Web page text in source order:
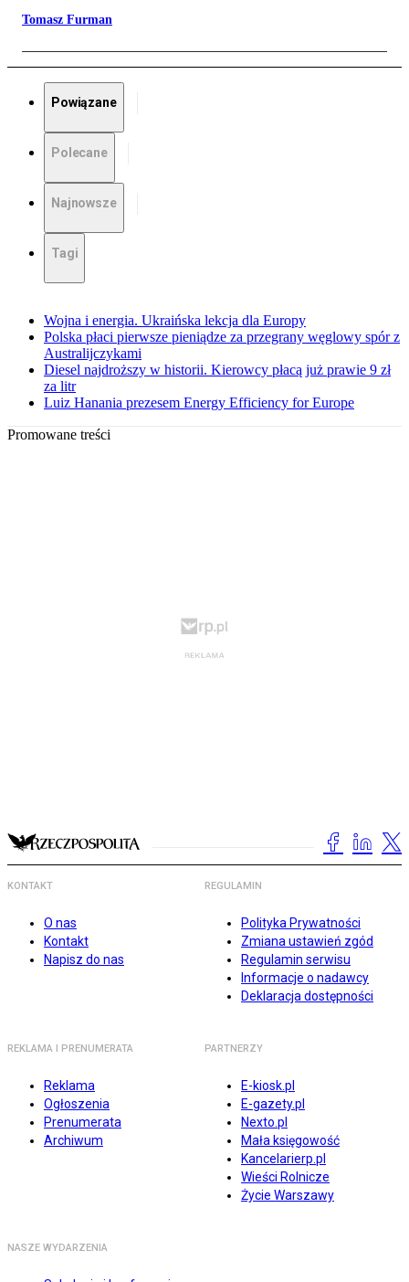
Tomasz Furman
Powiązane
Polecane
Najnowsze
Tagi
Wojna i energia. Ukraińska lekcja dla Europy
Polska płaci pierwsze pieniądze za przegrany węglowy spór z
Australijczykami
Diesel najdroższy w historii. Kierowcy płacą już prawie 9 zł
za litr
Luiz Hanania prezesem Energy Efficiency for Europe
Promowane treści
KONTAKT
O nas
Kontakt
Napisz do nas
REGULAMIN
Polityka Prywatności
Zmiana ustawień zgód
Regulamin serwisu
Informacje o nadawcy
Deklaracja dostępności
REKLAMA I PRENUMERATA
Reklama
Ogłoszenia
Prenumerata
Archiwum
PARTNERZY
E-kiosk.pl
E-gazety.pl
Nexto.pl
Mała księgowość
Kancelarierp.pl
Wieści Rolnicze
Życie Warszawy
NASZE WYDARZENIA